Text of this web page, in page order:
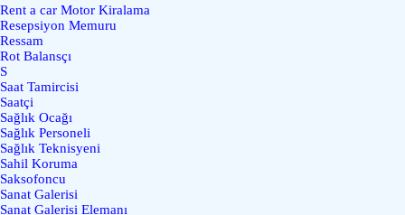
Rent a car Motor Kiralama
Resepsiyon Memuru
Ressam
Rot Balansçı
S
Saat Tamircisi
Saatçi
Sağlık Ocağı
Sağlık Personeli
Sağlık Teknisyeni
Sahil Koruma
Saksofoncu
Sanat Galerisi
Sanat Galerisi Elemanı